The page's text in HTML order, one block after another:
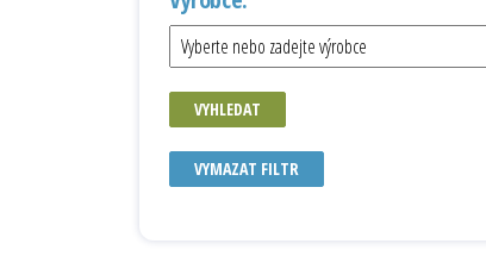
VYHLEDAT
VYMAZAT FILTR